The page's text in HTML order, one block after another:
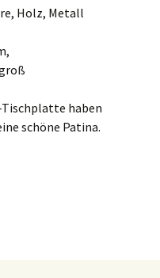
Holz, Metall
haben
schöne Patina.